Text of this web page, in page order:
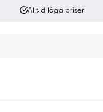
Alltid låga priser